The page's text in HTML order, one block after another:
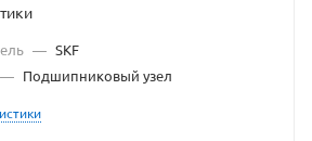
— SKF
— Подшипниковый узел